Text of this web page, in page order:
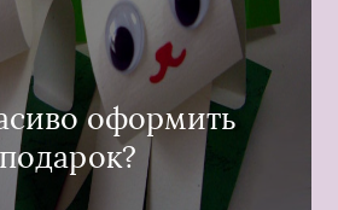
оформить
подарок?